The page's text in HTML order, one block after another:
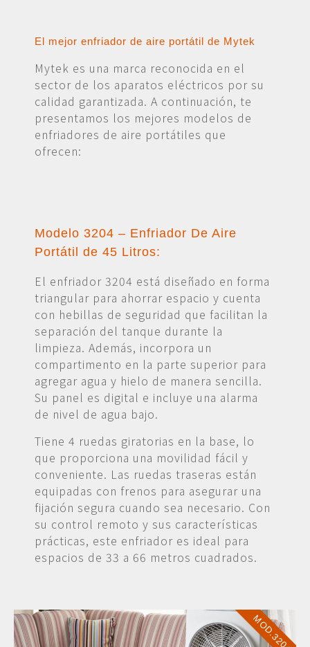
El mejor enfriador de aire portátil de Mytek
Mytek es una marca reconocida en el
sector de los aparatos eléctricos por su
calidad garantizada. A continuación, te
presentamos los mejores modelos de
enfriadores de aire portátiles que
ofrecen:
Modelo 3204 – Enfriador De Aire
Portátil de 45 Litros:
El enfriador 3204 está diseñado en forma
triangular para ahorrar espacio y cuenta
con hebillas de seguridad que facilitan la
separación del tanque durante la
limpieza. Además, incorpora un
compartimento en la parte superior para
agregar agua y hielo de manera sencilla.
Su panel es digital e incluye una alarma
de nivel de agua bajo.
Tiene 4 ruedas giratorias en la base, lo
que proporciona una movilidad fácil y
conveniente. Las ruedas traseras están
equipadas con frenos para asegurar una
fijación segura cuando sea necesario. Con
su control remoto y sus características
prácticas, este enfriador es ideal para
espacios de 33 a 66 metros cuadrados.
MOD.3204